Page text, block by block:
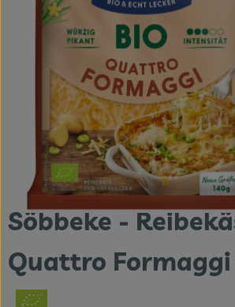
Themenwelten
Obst & Gemüse
Frischetheke
Vorratskammer
Naturdrogerie
Getränke
Söbbeke -
Quattro Formaggi
2,99 €/